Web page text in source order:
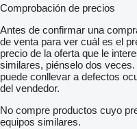
Comprobación de precios
Antes de confirmar una
de venta para ver cuál es el
precio de la oferta que le
similares, piénselo dos
puede conllevar a defectos
del vendedor.
No compre productos cuyo
equipos similares.